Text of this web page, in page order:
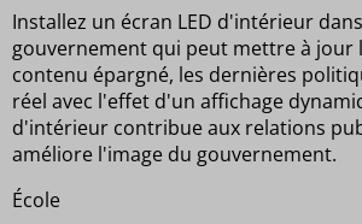
Installez un écran LED d'intérieur
gouvernement qui peut mettre à jour
contenu épargné, les dernières
réel avec l'effet d'un affichage
d'intérieur contribue aux relations
améliore l'image du gouvernement.
École